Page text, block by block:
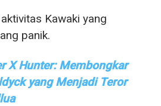
Kawaki yang
panik.
X Hunter: Membongkar
yang Menjadi Teror